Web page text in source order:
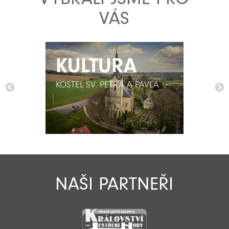
VÁS
KULTURA
KOSTEL SV. PETRA A PAVLA
KULTURA
KOSTEL SV. PETRA A PAVLA
NAŠI PARTNEŘI